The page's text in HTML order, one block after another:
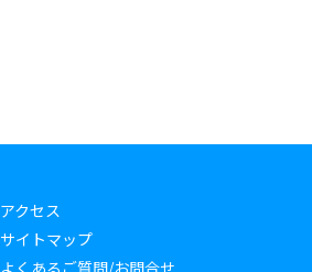
アクセス
サイトマップ